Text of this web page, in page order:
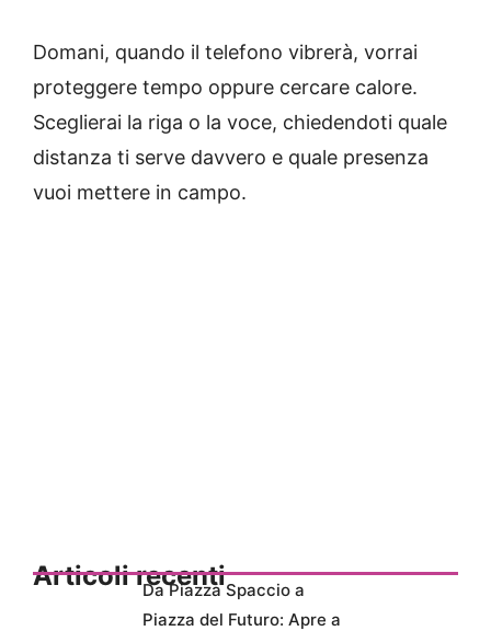
Domani, quando il telefono vibrerà, vorrai
proteggere tempo oppure cercare calore.
Sceglierai la riga o la voce, chiedendoti quale
distanza ti serve davvero e quale presenza
vuoi mettere in campo.
Articoli recentiDa Piazza Spaccio a
Piazza del Futuro: Apre a